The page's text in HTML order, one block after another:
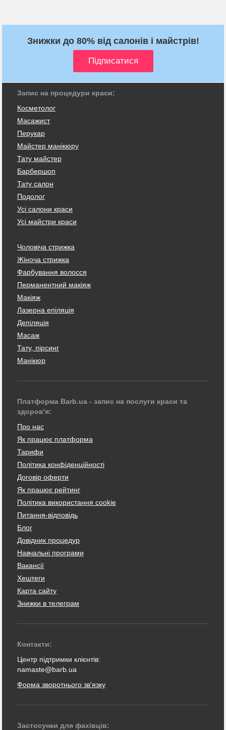
Знижки до 80% від салонів і майстрів!
Запис на процедури краси:
Косметолог
Масажист
Перукар
Майстер манікюру
Тату майстер
Барбершоп
Тату салон
Подолог
Усі салони краси
Усі майстри краси
Чоловіча стрижка
Жіноча стрижка
Фарбування волосся
Перманентний макіяж
Макіяж
Лазерна епіляція
Депіляція
Масаж
Тату, пірсинг
Манікюр
Платформа Barb.ua - запис на послуги краси та
здоров'я:
Про нас
Як працює платформа
Тарифи
Політика конфіденційності
Договір оферти
Як працює рейтинг
Політика використання cookie
Питання-відповідь
Блог
Довідник процедур
Навчальні програми
Вакансії
Хештеги
Карта сайту
Знижки в телеграм
Контакти:
Центр підтримки клієнтів:
namaste@barb.ua
Форма зворотнього зв'язку
Застосунки для фахівців: